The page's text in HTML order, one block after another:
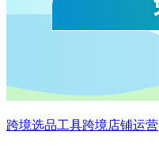
跨境选品工具跨境店铺运营